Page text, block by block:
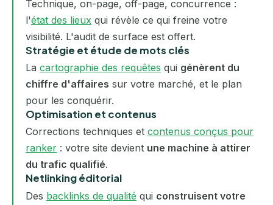
Technique, on-page, off-page, concurrence :
l'état des lieux qui révèle ce qui freine votre
visibilité. L'audit de surface est offert.
Stratégie et étude de mots clés
La cartographie des requêtes qui génèrent du
chiffre d'affaires sur votre marché, et le plan
pour les conquérir.
Optimisation et contenus
Corrections techniques et contenus conçus pour
ranker : votre site devient une machine à attirer
du trafic qualifié.
Netlinking éditorial
Des backlinks de qualité qui construisent votre